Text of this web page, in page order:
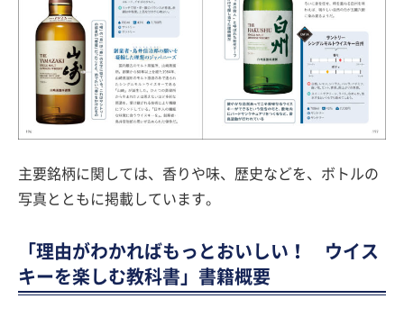
主要銘柄に関しては、香りや味、歴史などを、ボトルの
写真とともに掲載しています。
「理由がわかればもっとおいしい！ ウイス
キーを楽しむ教科書」書籍概要